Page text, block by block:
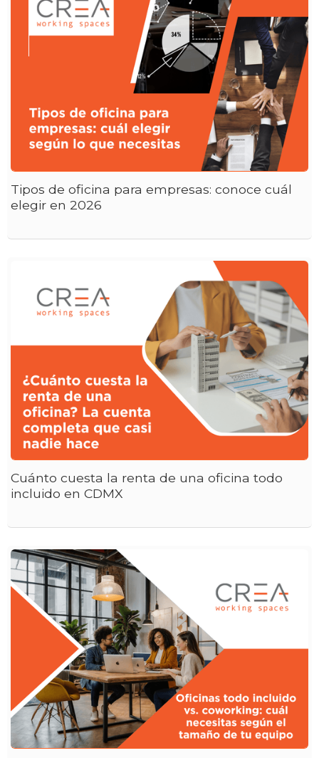
Tipos de oficina para empresas: conoce cuál
elegir en 2026
Cuánto cuesta la renta de una oficina todo
incluido en CDMX